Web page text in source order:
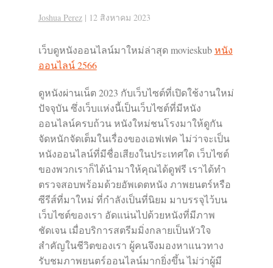
Joshua Perez | 12 สิงหาคม 2023
เว็บดูหนังออนไลน์มาใหม่ล่าสุด movieskubหนัง
ออนไลน์ 2566
ดูหนังผ่านเน็ต 2023 กับเว็บไซต์ที่เปิดใช้งานใหม่
ปัจจุบัน ซึ่งเว็บแห่งนี้เป็นเว็บไซต์ที่มีหนัง
ออนไลน์ครบถ้วน หนังใหม่ชนโรงมาให้ดูกัน
จัดหนักจัดเต็มในเรื่องของเอฟเฟค ไม่ว่าจะเป็น
หนังออนไลน์ที่มีชื่อเสียงในประเทศใด เว็บไซต์
ของพวกเราก็ได้นำมาให้คุณได้ดูฟรี เราได้ทำ
ตรวจสอบพร้อมด้วยอัพเดตหนัง ภาพยนตร์หรือ
ซีรีส์ที่มาใหม่ ที่กำลังเป็นที่นิยม มาบรรจุไว้บน
เว็บไซต์ของเรา อัดแน่นไปด้วยหนังที่มีภาพ
ชัดเจน เมื่อบริการสตรีมมิ่งกลายเป็นหัวใจ
สำคัญในชีวิตของเรา ผู้คนจึงมองหาแนวทาง
รับชมภาพยนตร์ออนไลน์มากยิ่งขึ้น ไม่ว่าผู้มี